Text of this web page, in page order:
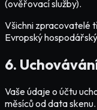
(ověřovací služby).
Všichni zpracovatelé
Evropský
6.
Vaše údaje o účtu
měsíců od data skenu.